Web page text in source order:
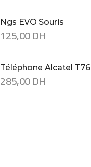
Ngs EVO Souris
125,00DH
Téléphone Alcatel T76
285,00DH